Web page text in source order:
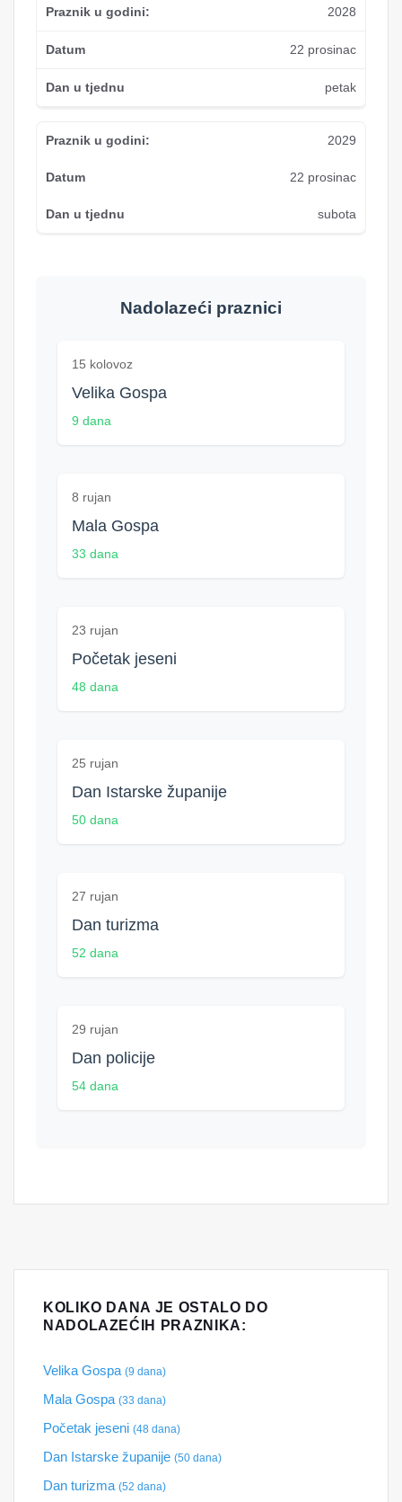
2028
22 prosinac
petak
2029
22 prosinac
subota
Nadolazeći praznici
15 kolovoz
Velika Gospa
9 dana
8 rujan
Mala Gospa
33 dana
23 rujan
Početak jeseni
48 dana
25 rujan
Dan Istarske županije
50 dana
27 rujan
Dan turizma
52 dana
29 rujan
Dan policije
54 dana
KOLIKO DANA JE OSTALO DO
NADOLAZEĆIH PRAZNIKA:
Velika Gospa (9 dana)
Mala Gospa (33 dana)
Početak jeseni (48 dana)
Dan Istarske županije (50 dana)
Dan turizma (52 dana)